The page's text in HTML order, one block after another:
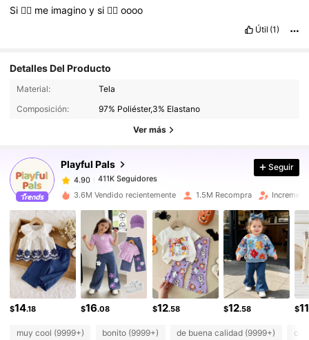
Si 👍🏻 me imaginoysi 👍🏻oooo
Útil (1)
Detalles Del Producto
Material:
Tela
Composición:
97% Poliéster,3% Elastano
Ver más
Playful Pals
411K Seguidores
411K Seguidores
411K Seguidores
4.90
411K Seguidores
M***i seguidoHace 1 horas
4.90
411K Seguidores
4.90 411K Seguidores
4.90 411K Seguidores
4.90 411K Seguidores
4.90 411K Seguidores
4.90 411K Seguidores
Seguir
3.6M Vendido recientemente 1.5M Recompra
$14.18 $16.08 $12.58 $12.58 $11
muy cool (9999+) bonito (9999+) de buena calidad (9999+)